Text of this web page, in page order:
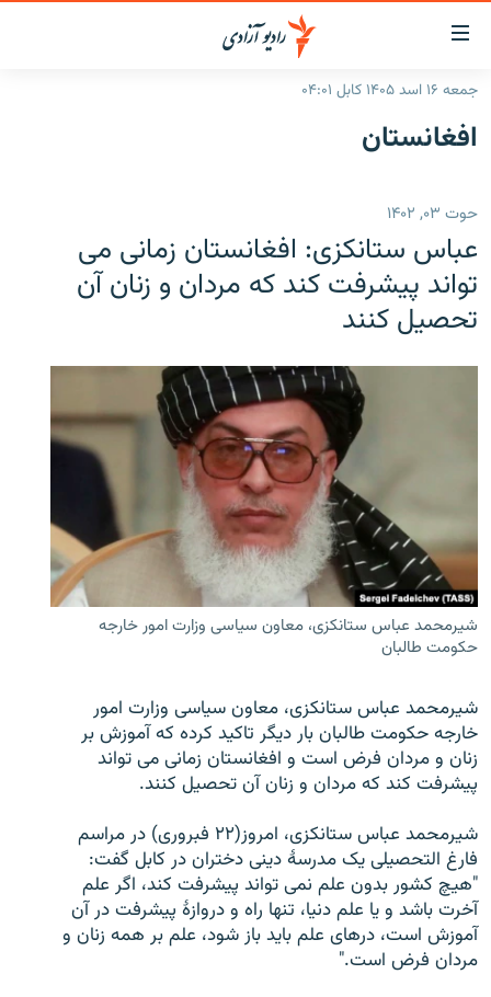
لینک‌های
قابل
دسترسی
بازگشت
بازگشت
منوی
اصلی
مراجعه
صفحه
صفحه نخست
گزارش‌ها
منطقه
شرق میانه
جهان
افغانستان
جهان
جدول نشرات
مصاحبه‌ها
برنامه‌ها
صفحه پشتو
Azadi English
همۀ سایت‌های رادیو آزادی/ رادیو اروپای آزاد
جمعه ۱۶ اسد ۱۴۰۵ کابل ۰۴:۰۱
افغانستان
حوت ۰۳, ۱۴۰۲
عباس ستانکزی: افغانستان زمانی می
تواند پیشرفت کند که مردان و زنان آن
تحصیل کنند
شیرمحمد عباس ستانکزی، معاون سیاسی وزارت امور خارجه
حکومت طالبان
شیرمحمد عباس ستانکزی، معاون سیاسی وزارت امور
خارجه حکومت طالبان بار دیگر تاکید کرده که آموزش بر
زنان و مردان فرض است و افغانستان زمانی می تواند
پیشرفت کند که مردان و زنان آن تحصیل کنند.
شیرمحمد عباس ستانکزی، امروز(۲۲ فبروری) در مراسم
فارغ التحصیلی یک مدرسۀ دینی دختران در کابل گفت:
"هیچ کشور بدون علم نمی تواند پیشرفت کند، اگر علم
آخرت باشد و یا علم دنیا، تنها راه و دروازۀ پیشرفت در آن
آموزش است، در‌های علم باید باز شود، علم بر همه زنان و
مردان فرض است."